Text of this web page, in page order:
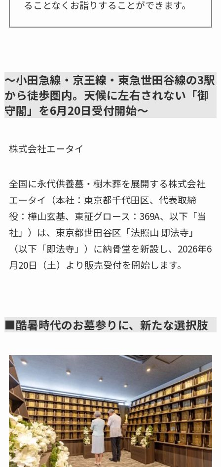
ることなくお詣りすることができます。
～小田急線・京王線・東急世田谷線の3駅
から徒歩圏内。天候に左右されない「御
守閣」を6月20日受付開始～
株式会社エータイ
全国に永代供養墓・樹木葬を展開する株式会社
エータイ（本社：東京都千代田区、代表取締
役：樺山玄基、東証グロース：369A、以下「当
社」）は、東京都世田谷区「法照山 即法寺」
（以下「即法寺」）に納骨堂を新設し、2026年6
月20日（土）より販売受付を開始します。
■酷暑時代のお墓参りに、新たな選択肢